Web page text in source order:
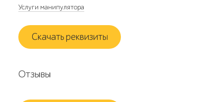
Услуги манипулятора
Скачать реквизиты
Отзывы